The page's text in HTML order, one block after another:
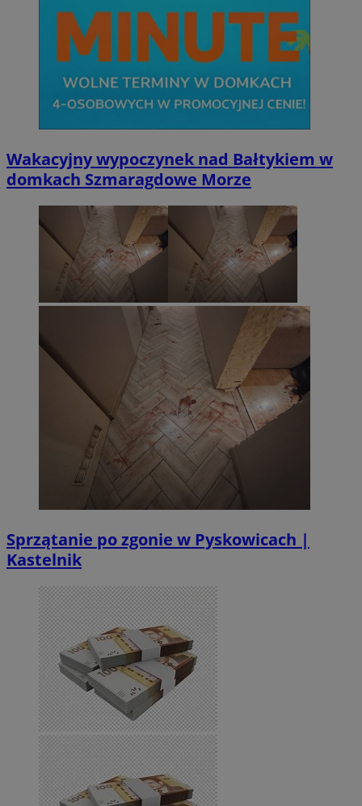
Wakacyjny wypoczynek nad Bałtykiem w
domkach Szmaragdowe Morze
Sprzątanie po zgonie w Pyskowicach |
Kastelnik